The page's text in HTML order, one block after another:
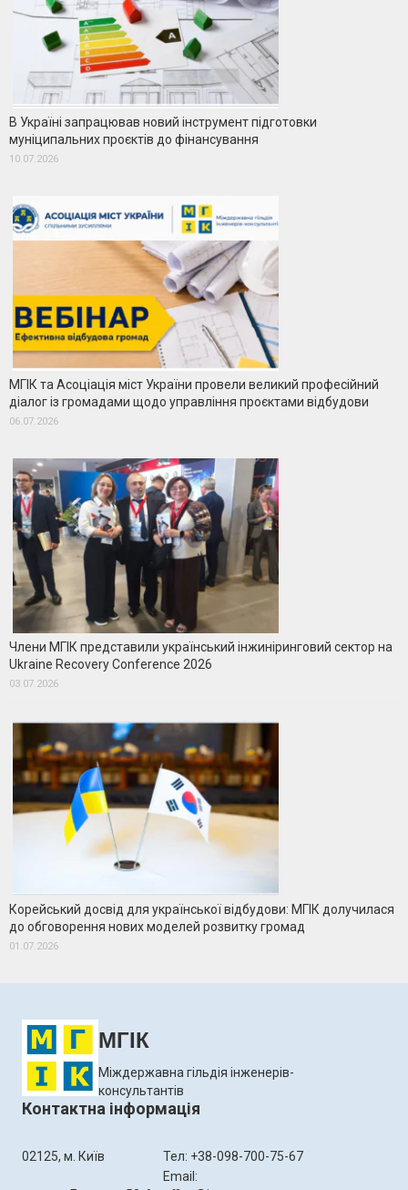
В Україні запрацював новий інструмент підготовки
муніципальних проєктів до фінансування
10.07.2026
МГІК та Асоціація міст України провели великий професійний
діалог із громадами щодо управління проєктами відбудови
06.07.2026
Члени МГІК представили український інжиніринговий сектор на
Ukraine Recovery Conference 2026
03.07.2026
Корейський досвід для української відбудови: МГІК долучилася
до обговорення нових моделей розвитку громад
01.07.2026
МГІК
Міждержавна гільдія інженерів-
консультантів
Контактна інформація
02125, м. Київ
Тел: +38-098-700-75-67
Email: